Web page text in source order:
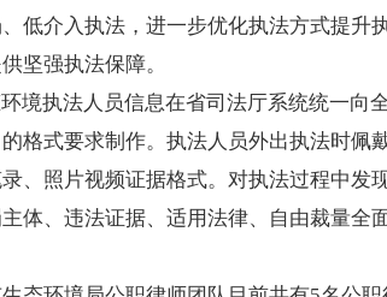
低介入执法，进一步优化执法方式提
坚强执法保障。
境执法人员信息在省司法厅系统统一
格式要求制作。执法人员外出执法时佩
、照片视频证据格式。对执法过程中发
体、违法证据、适用法律、自由裁量全